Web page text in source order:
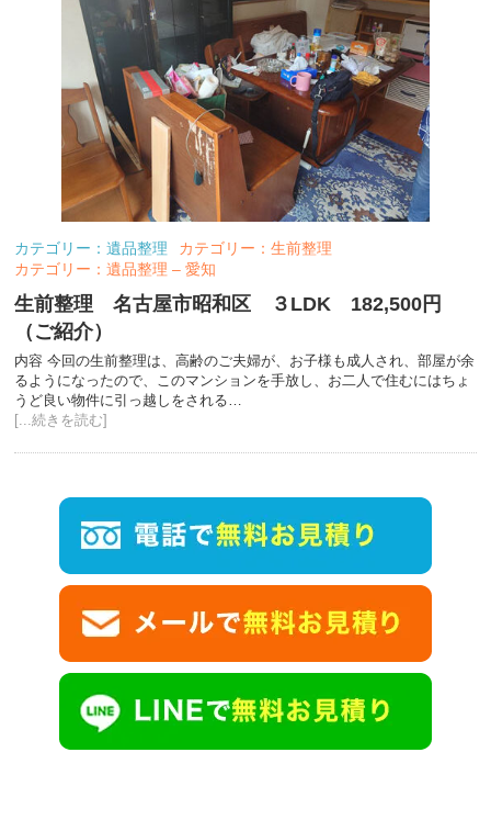
カテゴリー：遺品整理
カテゴリー：生前整理
カテゴリー：遺品整理 – 愛知
生前整理 名古屋市昭和区 ３LDK 182,500円
（ご紹介）
内容 今回の生前整理は、高齢のご夫婦が、お子様も成人され、部屋が余
るようになったので、このマンションを手放し、お二人で住むにはちょ
うど良い物件に引っ越しをされる…
[...続きを読む]